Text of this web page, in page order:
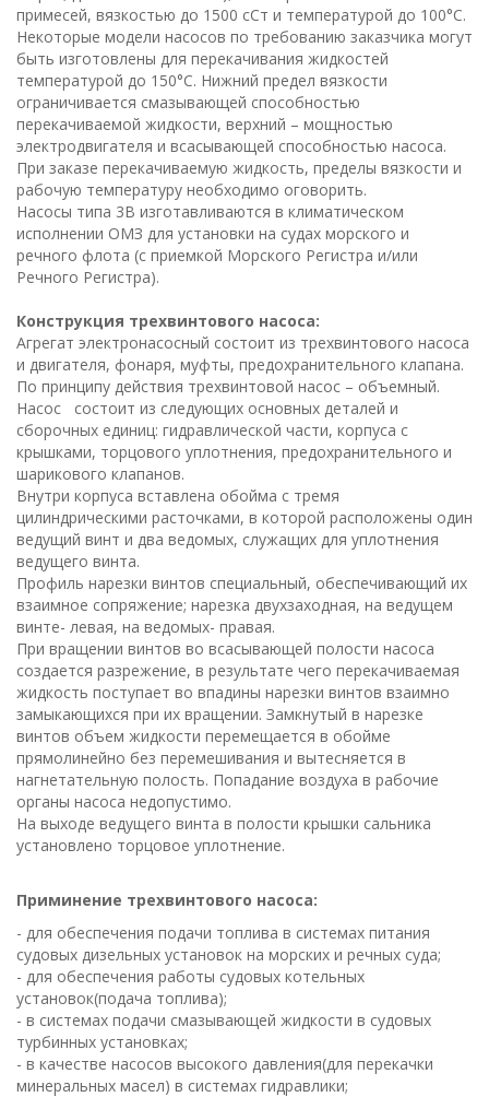
примесей, вязкостью до 1500 сСт и температурой до 100°С.
Некоторые модели насосов по требованию заказчика могут
быть изготовлены для перекачивания жидкостей
температурой до 150°С. Нижний предел вязкости
ограничивается смазывающей способностью
перекачиваемой жидкости, верхний – мощностью
электродвигателя и всасывающей способностью насоса.
При заказе перекачиваемую жидкость, пределы вязкости и
рабочую температуру необходимо оговорить.
Насосы типа 3В изготавливаются в климатическом
исполнении ОМЗ для установки на судах морского и
речного флота (с приемкой Морского Регистра и/или
Речного Регистра).
Конструкция трехвинтового насоса:
Агрегат электронасосный состоит из трехвинтового насоса
и двигателя, фонаря, муфты, предохранительного клапана.
По принципу действия трехвинтовой насос – объемный.
Насос состоит из следующих основных деталей и
сборочных единиц: гидравлической части, корпуса с
крышками, торцового уплотнения, предохранительного и
шарикового клапанов.
Внутри корпуса вставлена обойма с тремя
цилиндрическими расточками, в которой расположены один
ведущий винт и два ведомых, служащих для уплотнения
ведущего винта.
Профиль нарезки винтов специальный, обеспечивающий их
взаимное сопряжение; нарезка двухзаходная, на ведущем
винте- левая, на ведомых- правая.
При вращении винтов во всасывающей полости насоса
создается разрежение, в результате чего перекачиваемая
жидкость поступает во впадины нарезки винтов взаимно
замыкающихся при их вращении. Замкнутый в нарезке
винтов объем жидкости перемещается в обойме
прямолинейно без перемешивания и вытесняется в
нагнетательную полость. Попадание воздуха в рабочие
органы насоса недопустимо.
На выходе ведущего винта в полости крышки сальника
установлено торцовое уплотнение.
Приминение трехвинтового насоса:
- для обеспечения подачи топлива в системах питания
судовых дизельных установок на морских и речных суда;
- для обеспечения работы судовых котельных
установок(подача топлива);
- в системах подачи смазывающей жидкости в судовых
турбинных установках;
- в качестве насосов высокого давления(для перекачки
минеральных масел) в системах гидравлики;